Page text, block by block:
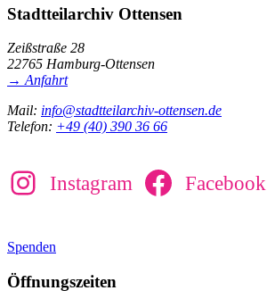
Stadtteilarchiv Ottensen
Zeißstraße 28
22765 Hamburg-Ottensen
→ Anfahrt
Mail: info@stadtteilarchiv-ottensen.de
Telefon: +49 (40) 390 36 66
Instagram Facebook
Spenden
Öffnungszeiten